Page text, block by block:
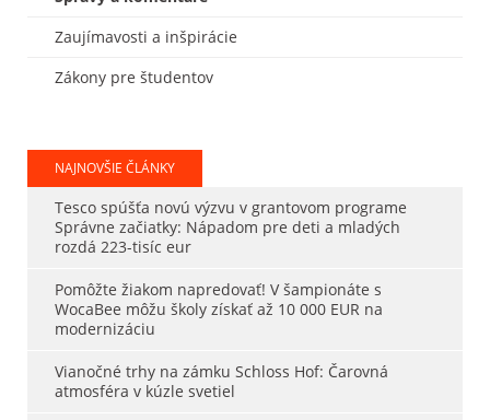
Zaujímavosti a inšpirácie
Zákony pre študentov
NAJNOVŠIE ČLÁNKY
Tesco spúšťa novú výzvu v grantovom programe
Správne začiatky: Nápadom pre deti a mladých
rozdá 223-tisíc eur
Pomôžte žiakom napredovať! V šampionáte s
WocaBee môžu školy získať až 10 000 EUR na
modernizáciu
Vianočné trhy na zámku Schloss Hof: Čarovná
atmosféra v kúzle svetiel